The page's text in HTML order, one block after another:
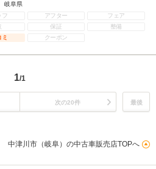
岐阜県
フ
アフター
フェア
保証
整備
ミ
クーポン
1/1
次の20件 最後
中津川市（岐阜）の中古車販売店TOPへ